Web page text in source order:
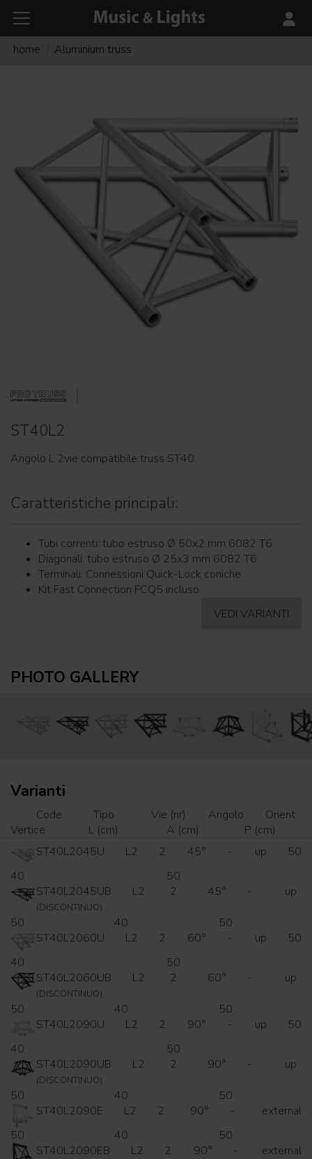
home Aluminium truss
ST40L2
Angolo L 2vie compatibile truss ST40.
Caratteristiche principali:
Tubi correnti: tubo estruso Ø 50x2 mm 6082 T6
Diagonali: tubo estruso Ø 25x3 mm 6082 T6
Terminali: Connessioni Quick-Lock coniche
Kit Fast Connection FCQ5 incluso
VEDI VARIANTI
PHOTO GALLERY
Varianti
Code Tipo Vie (nr) Angolo
Orient.
Vertice
L (cm) A (cm)
P (cm)
ST40L2045U
L2 2 45° - up
50
40
50
ST40L2045UB
(DISCONTINUO)
L2 2 45° - up
50 40
50
ST40L2060U
L2 2 60° - up
50
40
50
ST40L2060UB
(DISCONTINUO)
L2 2 60° - up
50 40
50
ST40L2090U
L2 2 90° - up
50
40
50
ST40L2090UB
(DISCONTINUO)
L2 2 90° - up
50 40
50
ST40L2090E
L2 2 90° -
external
50
40
50
ST40L2090EB
L2 2 90° - external